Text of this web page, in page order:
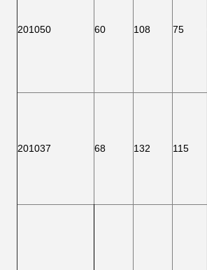
201050 60 108 75
201037 68 132 115